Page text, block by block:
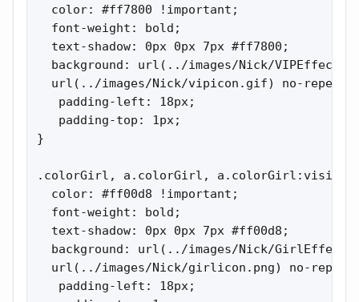
  color: #ff7800 !important;
  font-weight: bold;
  text-shadow: 0px 0px 7px #ff7800;
background: url(../images/Nick/
url(../images/Nick/vipicon.gif) no-
   padding-left: 18px;
   padding-top: 1px;
}
.colorGirl, a.colorGirl,
  color: #ff00d8 !important;
  font-weight: bold;
  text-shadow: 0px 0px 7px #ff00d8;
background: url(../images/Nick/
url(../images/Nick/girlicon.png) no-
   padding-left: 18px;